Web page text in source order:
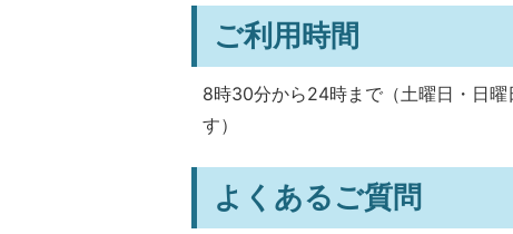
ご利用時間
8時30分から24時まで（土曜日・日
す）
よくあるご質問